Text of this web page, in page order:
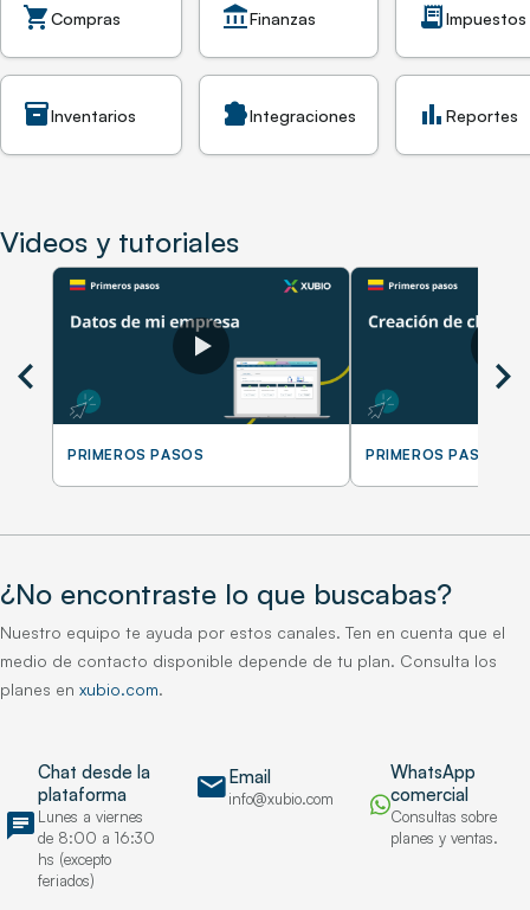
shopping_cartCompras account_balanceFinanzas receipt_longImpuestos
inventory_2Inventarios extensionIntegraciones bar_chart Reportes
Videos y tutoriales
chevron_left
PRIMEROS PASOS PRIMEROS PASOS
chevron_right
¿No encontraste lo que buscabas?
Nuestro equipo te ayuda por estos canales. Ten en cuenta que el
medio de contacto disponible depende de tu plan. Consulta los
planes en xubio.com.
chat
Chat desde la
plataforma
Lunes a viernes
de 8:00 a 16:30
hs (excepto
feriados)
mailEmail
info@xubio.com
WhatsApp
comercial
Consultas sobre
planes y ventas.